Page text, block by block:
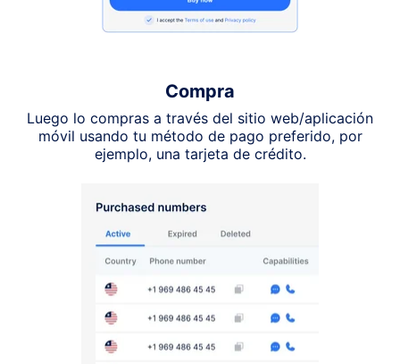
Compra
Luego lo compras a través del sitio web/aplicación
móvil usando tu método de pago preferido, por
ejemplo, una tarjeta de crédito.